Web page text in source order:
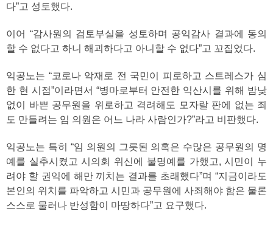
다”고 성토했다.
이어 “감사원의 검토부실을 성토하며 공익감사 결과에 동의
할 수 없다고 하니 해괴하다고 아니할 수 없다”고 꼬집었다.
익공노는 “코로나 악재로 전 국민이 피로하고 스트레스가 심
한 현 시점”이라면서 “병마로부터 안전한 익산시를 위해 밤낮
없이 바쁜 공무원을 위로하고 격려해도 모자랄 판에 없는 죄
도 만들려는 임 의원은 어느 나라 사람인가?”라고 비판했다.
익공노는 특히 “임 의원의 그릇된 의혹은 수많은 공무원의 명
예를 실추시켰고 시의회 위신에 불명예를 가했고, 시민이 누
려야 할 권익에 해만 끼치는 결과를 초래했다”며 “지금이라도
본인의 위치를 파악하고 시민과 공무원에 사죄해야 함은 물론
스스로 물러나 반성함이 마땅하다”고 요구했다.